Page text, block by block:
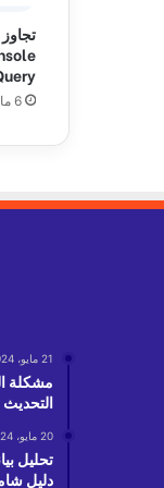
ر
ي
ق
ة
ص
ر
خ
ص
س
ع
ر
6 مايو، 2024
21 مايو، 2024
التحديث
20 مايو، 2024
دليل